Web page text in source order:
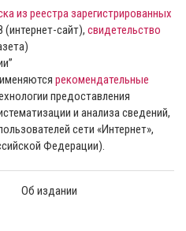
из реестра зарегистрированных
(интернет-сайт), свидетельство
рекомендательные
предоставления
и анализа сведений,
сети «Интернет»,
Федерации).
Об издании